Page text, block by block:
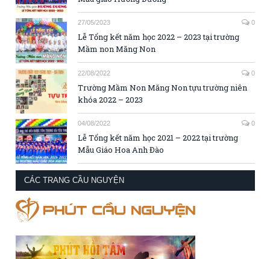
27/05/2023 0
Lễ Tổng kết năm học 2022 – 2023 tại trường
Mầm non Măng Non
22/08/2022 0
Trường Mầm Non Măng Non tựu trường niên
khóa 2022 – 2023
04/08/2022 0
Lễ Tổng kết năm học 2021 – 2022 tại trường
Mẫu Giáo Hoa Anh Đào
CÁC TRANG CẦU NGUYỆN